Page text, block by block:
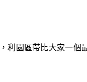
利園區帶比大家一